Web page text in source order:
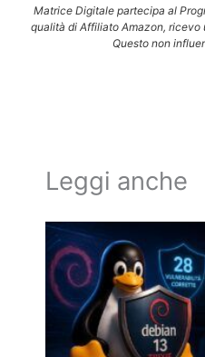
Matrice Digitale partecipa al
qualità di Affiliato Amazon, ricevo
Questo non
Leggi anche